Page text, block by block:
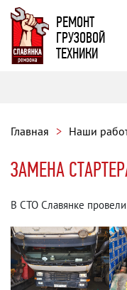
РЕМОНТ
ГРУЗОВОЙ
ТЕХНИКИ
Главная Наши
ЗАМЕНА
В СТО Славянке